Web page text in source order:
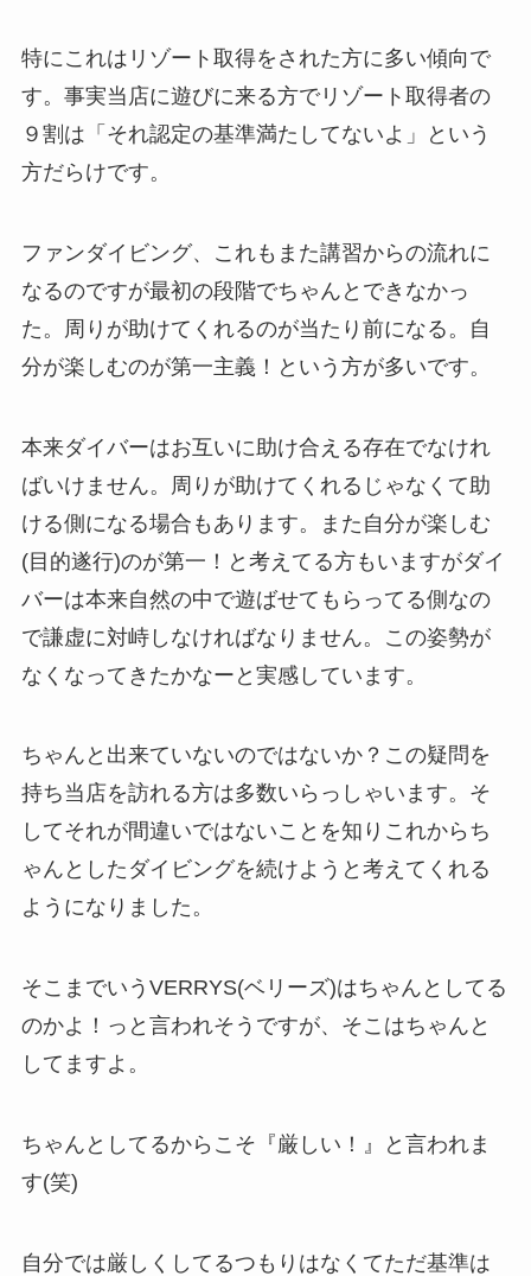
特にこれはリゾート取得をされた方に多い傾向で
す。事実当店に遊びに来る方でリゾート取得者の
９割は「それ認定の基準満たしてないよ」という
方だらけです。
ファンダイビング、これもまた講習からの流れに
なるのですが最初の段階でちゃんとできなかっ
た。周りが助けてくれるのが当たり前になる。自
分が楽しむのが第一主義！という方が多いです。
本来ダイバーはお互いに助け合える存在でなけれ
ばいけません。周りが助けてくれるじゃなくて助
ける側になる場合もあります。また自分が楽しむ
(目的遂行)のが第一！と考えてる方もいますがダイ
バーは本来自然の中で遊ばせてもらってる側なの
で謙虚に対峙しなければなりません。この姿勢が
なくなってきたかなーと実感しています。
ちゃんと出来ていないのではないか？この疑問を
持ち当店を訪れる方は多数いらっしゃいます。そ
してそれが間違いではないことを知りこれからち
ゃんとしたダイビングを続けようと考えてくれる
ようになりました。
そこまでいうVERRYS(ベリーズ)はちゃんとしてる
のかよ！っと言われそうですが、そこはちゃんと
してますよ。
ちゃんとしてるからこそ『厳しい！』と言われま
す(笑)
自分では厳しくしてるつもりはなくてただ基準は